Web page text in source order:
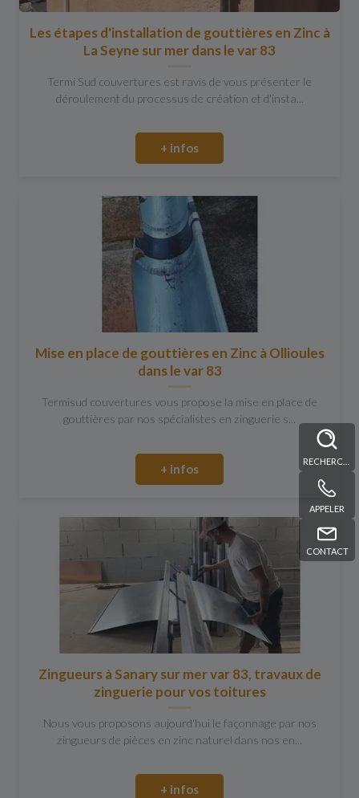
APPELER
CONTACT
Les étapes d'installation de gouttières en Zinc à
La Seyne sur mer dans le var 83
Termi Sud couvertures est ravis de vous présenter le
déroulement du processus de création et d'insta...
+ infos
Mise en place de gouttières en Zinc à Ollioules
dans le var 83
Termisud couvertures vous propose la mise en place de
gouttières par nos spécialistes en zinguerie s...
+ infos
Zingueurs à Sanary sur mer var 83, travaux de
zinguerie pour vos toitures
Nous vous proposons aujourd'hui le façonnage par nos
zingueurs de pièces en zinc naturel dans nos en...
+ infos